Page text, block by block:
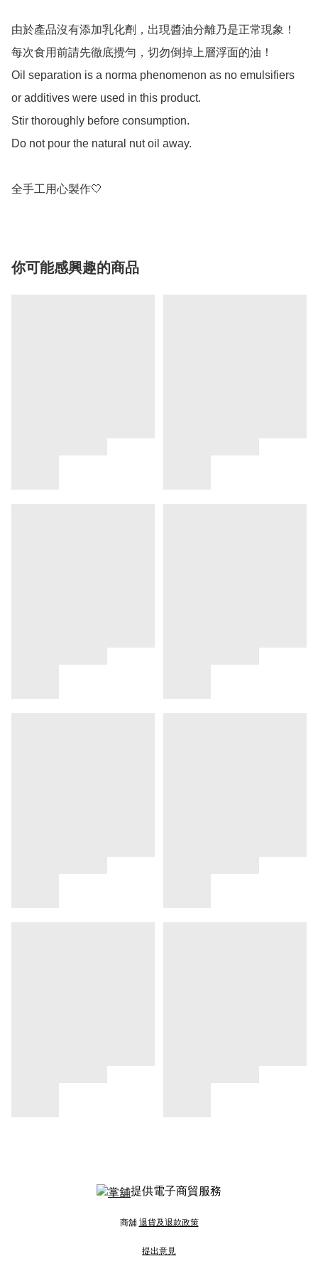
由於產品沒有添加乳化劑，出現醬油分離乃是正常現象！
每次食用前請先徹底攪勻，切勿倒掉上層浮面的油！
Oil separation is a norma phenomenon as no emulsifiers
or additives were used in this product.
Stir thoroughly before consumption.
Do not pour the natural nut oil away.
你可能感興趣的商品
提供電子商貿服務
商舖 退貨及退款政策
提出意見